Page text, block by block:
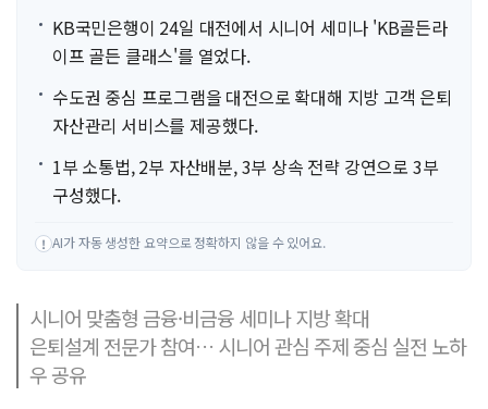
KB국민은행이 24일 대전에서 시니어 세미나 'KB골든라
이프 골든 클래스'를 열었다.
수도권 중심 프로그램을 대전으로 확대해 지방 고객 은퇴
자산관리 서비스를 제공했다.
1부 소통법, 2부 자산배분, 3부 상속 전략 강연으로 3부
구성했다.
! AI가 자동 생성한 요약으로 정확하지 않을 수 있어요.
시니어 맞춤형 금융·비금융 세미나 지방 확대
은퇴설계 전문가 참여… 시니어 관심 주제 중심 실전 노하
우 공유